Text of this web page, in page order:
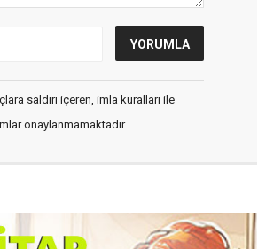
saldırı içeren, imla kuralları ile
onaylanmamaktadır.